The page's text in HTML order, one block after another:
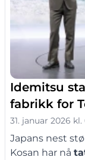
Idemitsu
fabrikk for
31. januar 2026 kl.
Japans nest
Kosan har nå